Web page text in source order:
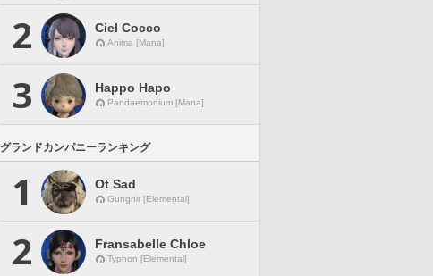
2 Ciel Cocco
Anima [Mana]
3 Happo Hapo
Pandaemonium [Mana]
グランドカンパニーランキング
1 Ot Sad
Gungnir [Elemental]
2 Fransabelle Chloe
Typhon [Elemental]